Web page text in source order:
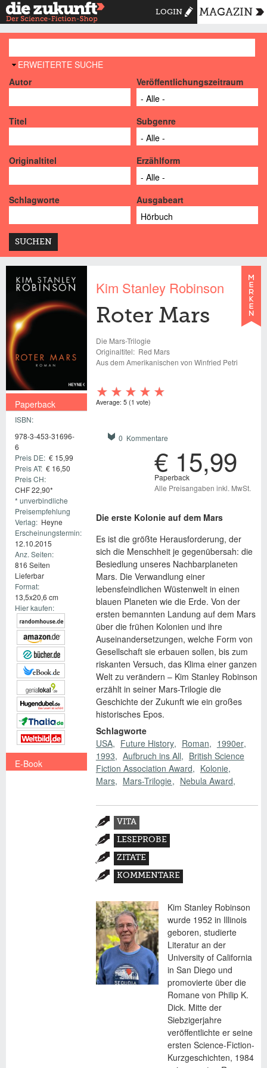
LOGIN MAGAZIN
AUSBLENDEN
ERWEITERTE SUCHE
Autor
Veröffentlichungszeitraum
Titel Subgenre
Originaltitel Erzählform
Schlagworte Ausgabeart
Paperback
ISBN:
978-3-453-31696-
6
Preis DE: € 15,99
Preis AT: € 16,50
Preis CH:
CHF 22,90*
* unverbindliche
Preisempfehlung
Verlag: Heyne
Erscheinungstermin:
12.10.2015
Anz. Seiten:
816 Seiten
Lieferbar
Format:
13,5x20,6 cm
Hier kaufen:
E-Book
Kim Stanley Robinson
Roter Mars
Die Mars-Trilogie
Originaltitel: Red Mars
Aus dem Amerikanischen von Winfried Petri
Average: 5 (1 vote)
0 Kommentare
€ 15,99
Paperback
Alle Preisangaben inkl. MwSt.
Die erste Kolonie auf dem Mars
Es ist die größte Herausforderung, der
sich die Menschheit je gegenübersah: die
Besiedlung unseres Nachbarplaneten
Mars. Die Verwandlung einer
lebensfeindlichen Wüstenwelt in einen
blauen Planeten wie die Erde. Von der
ersten bemannten Landung auf dem Mars
über die frühen Kolonien und ihre
Auseinandersetzungen, welche Form von
Gesellschaft sie erbauen sollen, bis zum
riskanten Versuch, das Klima einer ganzen
Welt zu verändern – Kim Stanley Robinson
erzählt in seiner Mars-Trilogie die
Geschichte der Zukunft wie ein großes
historisches Epos.
Schlagworte
USA
Future History Roman
1990er
1993
Aufbruch ins All
British Science
Fiction Association Award
Kolonie
Mars
Mars-Trilogie Nebula Award
Zusatzmaterial
VITA
(AKTIVER
REITER)
LESEPROBE
ZITATE
KOMMENTARE
Kim Stanley Robinson
wurde 1952 in Illinois
geboren, studierte
Literatur an der
University of California
in San Diego und
promovierte über die
Romane von Philip K.
Dick. Mitte der
Siebzigerjahre
veröffentlichte er seine
ersten Science-Fiction-
Kurzgeschichten, 1984